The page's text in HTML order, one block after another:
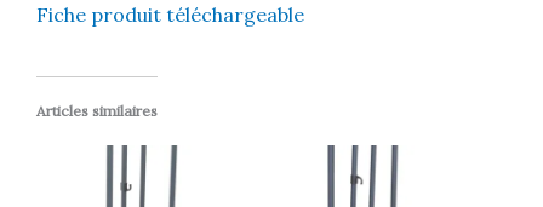
Fiche produit téléchargeable
Articles similaires